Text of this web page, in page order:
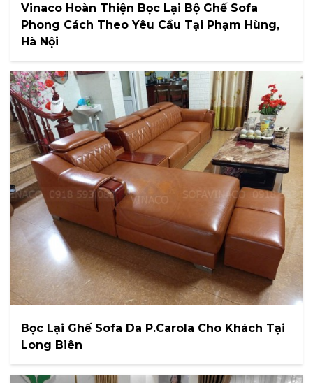
Vinaco Hoàn Thiện Bọc Lại Bộ Ghế Sofa
Phong Cách Theo Yêu Cầu Tại Phạm Hùng,
Hà Nội
Bọc Lại Ghế Sofa Da P.Carola Cho Khách Tại
Long Biên